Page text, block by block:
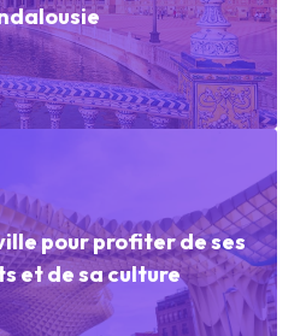
pour profiter de ses
et de sa culture